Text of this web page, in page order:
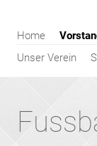
Navigation
Home
Unser Verein